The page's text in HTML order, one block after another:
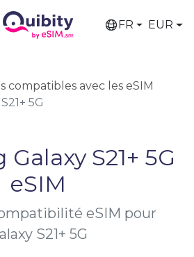
FR EUR
compatibles avec les eSIM
5G
S21+ 5G
eSIM
eSIM pour
S21+ 5G